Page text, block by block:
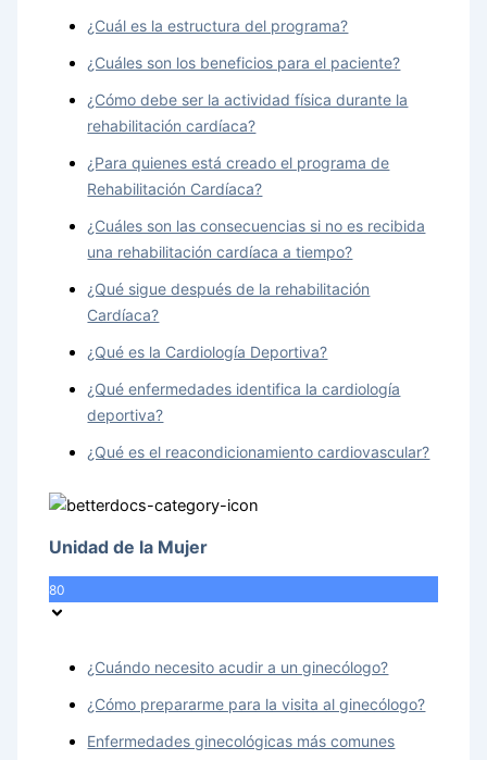
¿Cuál es la estructura del programa?
¿Cuáles son los beneficios para el paciente?
¿Cómo debe ser la actividad física durante la
rehabilitación cardíaca?
¿Para quienes está creado el programa de
Rehabilitación Cardíaca?
¿Cuáles son las consecuencias si no es recibida
una rehabilitación cardíaca a tiempo?
¿Qué sigue después de la rehabilitación
Cardíaca?
¿Qué es la Cardiología Deportiva?
¿Qué enfermedades identifica la cardiología
deportiva?
¿Qué es el reacondicionamiento cardiovascular?
Unidad de la Mujer
80
¿Cuándo necesito acudir a un ginecólogo?
¿Cómo prepararme para la visita al ginecólogo?
Enfermedades ginecológicas más comunes